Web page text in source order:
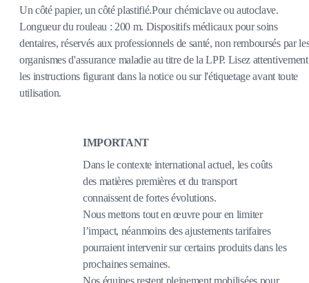
Un côté papier, un côté plastifié.Pour chémiclave ou autoclave.
Longueur du rouleau : 200 m. Dispositifs médicaux pour soins
dentaires, réservés aux professionnels de santé, non remboursés par
organismes d'assurance maladie au titre de la LPP. Lisez attentivement
les instructions figurant dans la notice ou sur l'étiquetage avant toute
utilisation.
IMPORTANT
Dans le contexte international actuel, les coûts
des matières premières et du transport
connaissent de fortes évolutions.
Nous mettons tout en œuvre pour en limiter
l’impact, néanmoins des ajustements tarifaires
pourraient intervenir sur certains produits dans les
prochaines semaines.
Nos équipes restent pleinement mobilisées pour